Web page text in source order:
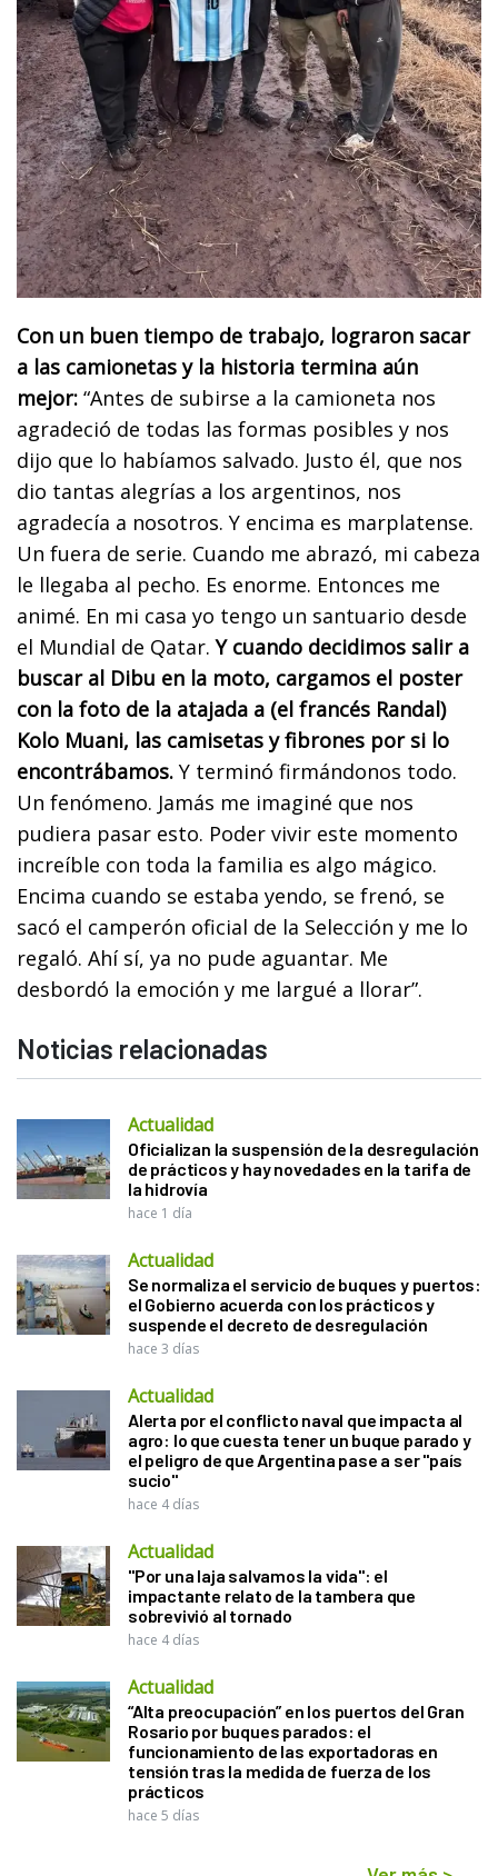
Con un buen tiempo de trabajo, lograron sacar
a las camionetas y la historia termina aún
mejor: “Antes de subirse a la camioneta nos
agradeció de todas las formas posibles y nos
dijo que lo habíamos salvado. Justo él, que nos
dio tantas alegrías a los argentinos, nos
agradecía a nosotros. Y encima es marplatense.
Un fuera de serie. Cuando me abrazó, mi cabeza
le llegaba al pecho. Es enorme. Entonces me
animé. En mi casa yo tengo un santuario desde
el Mundial de Qatar.Y cuando decidimos salir a
buscar al Dibu en la moto, cargamos el poster
con la foto de la atajada a (el francés Randal)
Kolo Muani, las camisetas y fibrones por si lo
encontrábamos. Y terminó firmándonos todo.
Un fenómeno. Jamás me imaginé que nos
pudiera pasar esto. Poder vivir este momento
increíble con toda la familia es algo mágico.
Encima cuando se estaba yendo, se frenó, se
sacó el camperón oficial de la Selección y me lo
regaló. Ahí sí, ya no pude aguantar. Me
desbordó la emoción y me largué a llorar”.
Noticias relacionadas
Actualidad
Oficializan la suspensión de la desregulación
de prácticos y hay novedades en la tarifa de
la hidrovía
hace 1 día
Actualidad
Se normaliza el servicio de buques y puertos:
el Gobierno acuerda con los prácticos y
suspende el decreto de desregulación
hace 3 días
Actualidad
Alerta por el conflicto naval que impacta al
agro: lo que cuesta tener un buque parado y
el peligro de que Argentina pase a ser "país
sucio"
hace 4 días
Actualidad
"Por una laja salvamos la vida": el
impactante relato de la tambera que
sobrevivió al tornado
hace 4 días
Actualidad
“Alta preocupación” en los puertos del Gran
Rosario por buques parados: el
funcionamiento de las exportadoras en
tensión tras la medida de fuerza de los
prácticos
hace 5 días